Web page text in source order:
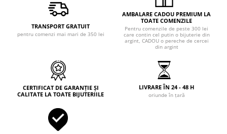
TRANSPORT GRATUIT
pentru comenzi mai mari de 350 lei
AMBALARE CADOU PREMIUM LA
TOATE COMENZILE
Pentru comenzile de peste 300 lei
care contin cel putin o bijuterie din
argint, CADOU o pereche de cercei
din argint
CERTIFICAT DE GARANȚIE ȘI
CALITATE LA TOATE BIJUTERIILE
LIVRARE ÎN 24 - 48 H
oriunde în țară